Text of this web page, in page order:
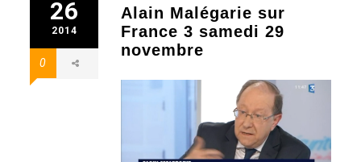
26
2014
0
Alain Malégarie sur
France 3 samedi 29
novembre